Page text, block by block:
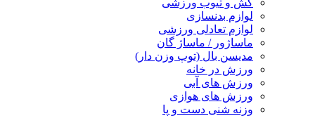
لوازم بدنسازی
لوازم تعادلی ورزشی
ماساژور / ماساژ گان
مدیسن بال (توپ وزن دار)
ورزش در خانه
ورزش های آبی
ورزش های هوازی
وزنه شنی دست و پا